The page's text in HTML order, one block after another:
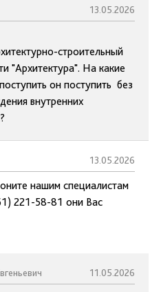
13.05.2026
строительный
"Архитектура". На какие
он поступить без
внутренних
13.05.2026
нашим специалистам
221-58-81 они Вас
11.05.2026